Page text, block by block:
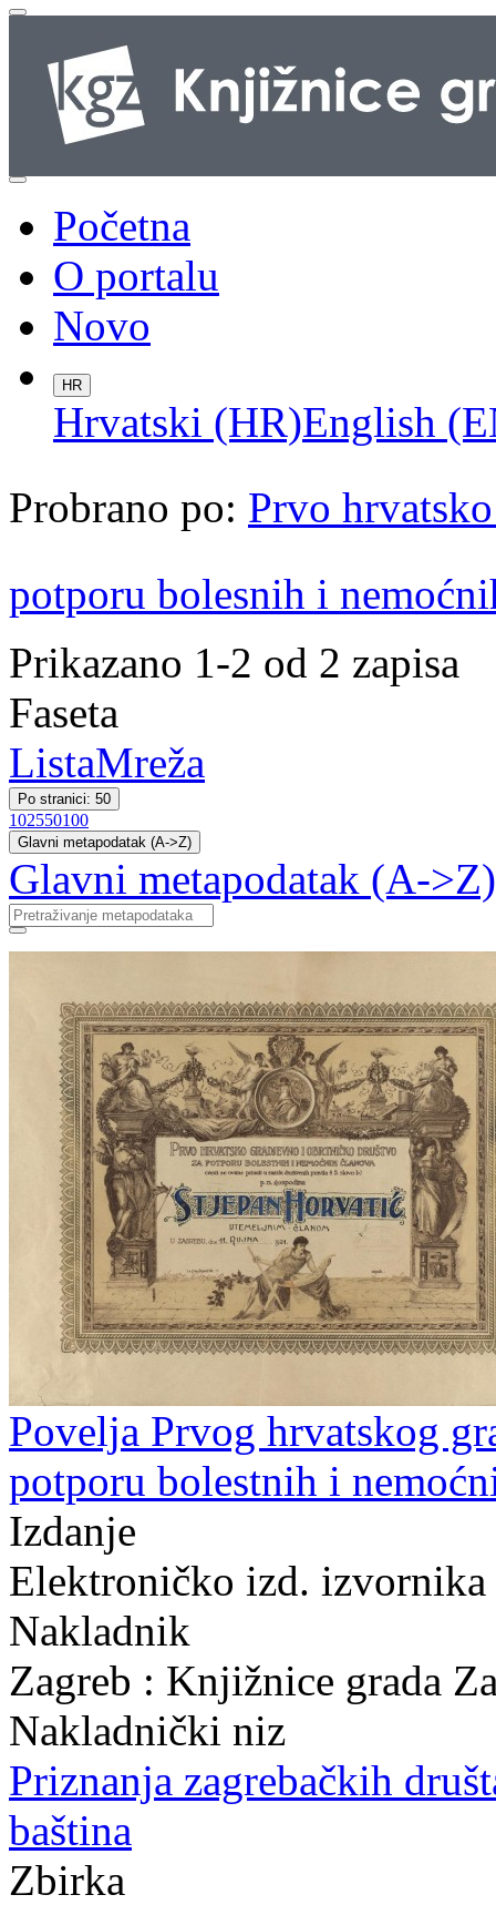
Početna
O portalu
Novo
HR
Hrvatski (HR)English
Probrano po: Prvo
potporu bolesnih i
Prikazano 1-2 od 2 zapisa
Faseta
ListaMreža
Po stranici: 50
102550100
Glavni metapodatak (A->Z)
Glavni metapodatak (A->Z)
Povelja Prvog hrvatskog
potporu bolestnih i
Izdanje
Elektroničko izd. izvornika
Nakladnik
Zagreb : Knjižnice grada
Nakladnički niz
Priznanja zagrebačkih
baština
Zbirka